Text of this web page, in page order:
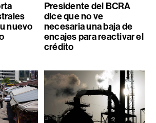
nuevo
Presidente del BCRA
dice que no ve
necesaria una baja de
encajes para reactivar el
crédito